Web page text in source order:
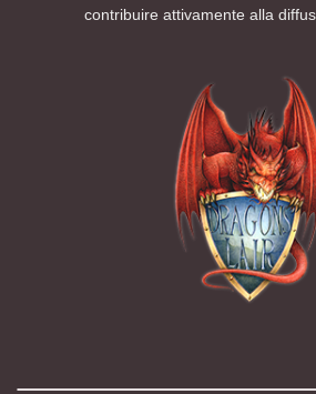
contribuire attivamente alla